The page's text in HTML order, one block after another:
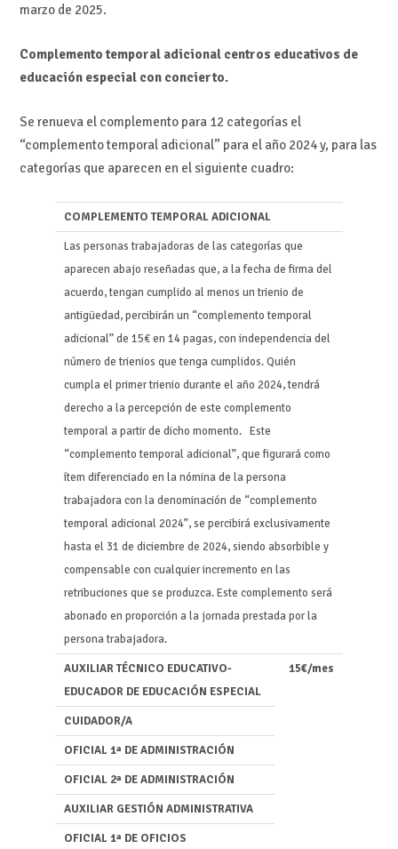
marzo de 2025.
Complemento temporal adicional centros educativos de
educación especial con concierto.
Se renueva el complemento para 12 categorías el
“complemento temporal adicional” para el año 2024 y, para las
categorías que aparecen en el siguiente cuadro:
COMPLEMENTO TEMPORAL ADICIONAL
Las personas trabajadoras de las categorías que
aparecen abajo reseñadas que, a la fecha de firma del
acuerdo, tengan cumplido al menos un trienio de
antigüedad, percibirán un “complemento temporal
adicional” de 15€ en 14 pagas, con independencia del
número de trienios que tenga cumplidos. Quién
cumpla el primer trienio durante el año 2024, tendrá
derecho a la percepción de este complemento
temporal a partir de dicho momento. Este
“complemento temporal adicional”, que figurará como
ítem diferenciado en la nómina de la persona
trabajadora con la denominación de “complemento
temporal adicional 2024”, se percibirá exclusivamente
hasta el 31 de diciembre de 2024, siendo absorbible y
compensable con cualquier incremento en las
retribuciones que se produzca. Este complemento será
abonado en proporción a la jornada prestada por la
persona trabajadora.
AUXILIAR TÉCNICO EDUCATIVO-
EDUCADOR DE EDUCACIÓN ESPECIAL
15€/mes
CUIDADOR/A
OFICIAL 1ª DE ADMINISTRACIÓN
OFICIAL 2ª DE ADMINISTRACIÓN
AUXILIAR GESTIÓN ADMINISTRATIVA
OFICIAL 1ª DE OFICIOS